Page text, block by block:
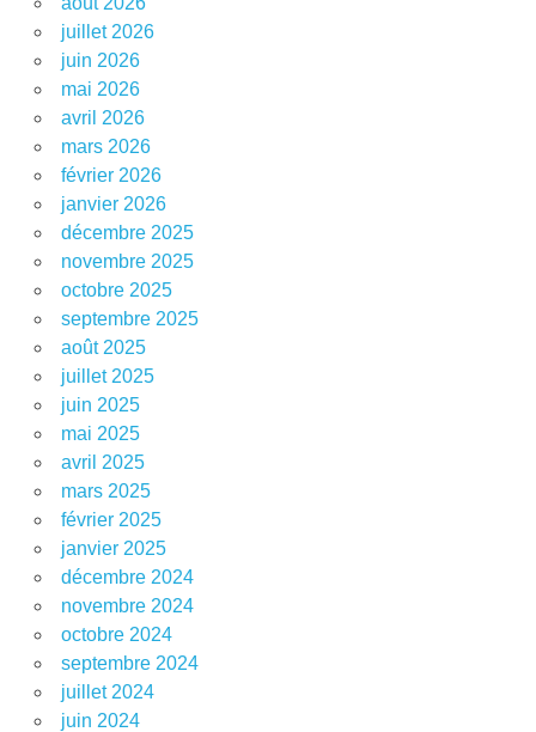
juillet 2026
juin 2026
mai 2026
avril 2026
mars 2026
février 2026
janvier 2026
décembre 2025
novembre 2025
octobre 2025
septembre 2025
août 2025
juillet 2025
juin 2025
mai 2025
avril 2025
mars 2025
février 2025
janvier 2025
décembre 2024
novembre 2024
octobre 2024
septembre 2024
juillet 2024
juin 2024